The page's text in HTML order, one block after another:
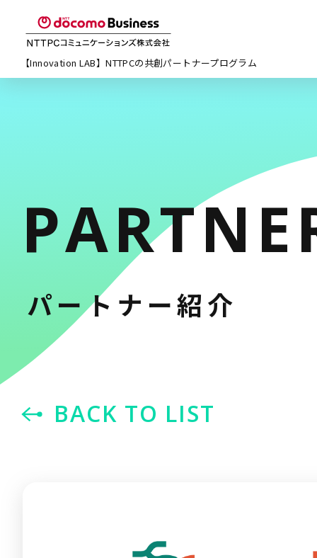
【Innovation LAB】NTTPCの共創パートナープログラム
パートナー紹介
BACK TO LIST